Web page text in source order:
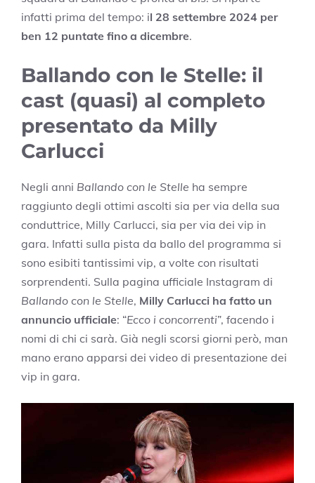
infatti prima del tempo: il 28 settembre 2024 per
ben 12 puntate fino a dicembre.
Ballando con le Stelle: il
cast (quasi) al completo
presentato da Milly
Carlucci
Negli anni Ballando con le Stelle ha sempre
raggiunto degli ottimi ascolti sia per via della sua
conduttrice, Milly Carlucci, sia per via dei vip in
gara. Infatti sulla pista da ballo del programma si
sono esibiti tantissimi vip, a volte con risultati
sorprendenti. Sulla pagina ufficiale Instagram di
Ballando con le Stelle, Milly Carlucci ha fatto un
annuncio ufficiale: “Ecco i concorrenti”, facendo i
nomi di chi ci sarà. Già negli scorsi giorni però, man
mano erano apparsi dei video di presentazione dei
vip in gara.